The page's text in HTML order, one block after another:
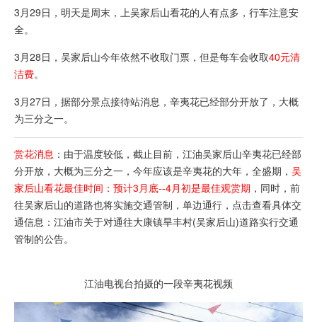
3月29日，明天是周末，上吴家后山看花的人有点多，行车注意安
全。
3月28日，吴家后山今年依然不收取门票，但是每车会收取40元清
洁费。
3月27日，据部分景点接待站消息，辛夷花已经部分开放了，大概
为三分之一。
赏花消息 ：由于温度较低，截止目前，江油吴家后山辛夷花已经部
分开放，大概为三分之一，今年应该是辛夷花的大年，全盛期， 吴
家后山看花最佳时间：预计3月底--4月初是最佳观赏期 ，同时，前
往吴家后山的道路也将实施交通管制，单边通行，点击查看具体交
通信息： 江油市关于对通往大康镇旱丰村(吴家后山)道路实行交通
管制的公告。
江油电视台拍摄的一段辛夷花视频